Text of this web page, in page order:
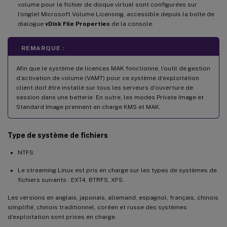
volume pour le fichier de disque virtuel sont configurées sur
l’onglet Microsoft Volume Licensing, accessible depuis la boîte de
dialogue vDisk File Properties de la console.
REMARQUE :
Afin que le système de licences MAK fonctionne, l’outil de gestion
d’activation de volume (VAMT) pour ce système d’exploitation
client doit être installé sur tous les serveurs d’ouverture de
session dans une batterie. En outre, les modes Private Image et
Standard Image prennent en charge KMS et MAK.
Type de système de fichiers
NTFS
Le streaming Linux est pris en charge sur les types de systèmes de
fichiers suivants : EXT4, BTRFS, XFS.
Les versions en anglais, japonais, allemand, espagnol, français, chinois
simplifié, chinois traditionnel, coréen et russe des systèmes
d’exploitation sont prises en charge.